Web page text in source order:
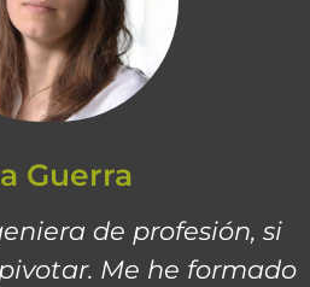
Guerra
de profesión, si
Me he formado